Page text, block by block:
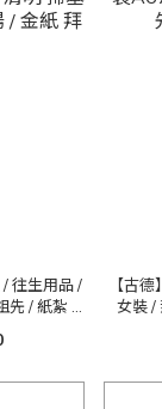
/ 往生用品 /
/ 紙紮 /
【古
女裝 /